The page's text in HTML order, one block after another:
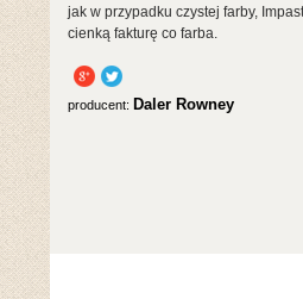
jak w przypadku czystej farby,
cienką fakturę co farba.
producent: Daler Rowney